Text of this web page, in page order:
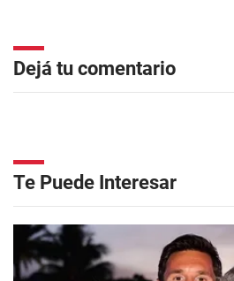
Dejá tu comentario
Te Puede Interesar